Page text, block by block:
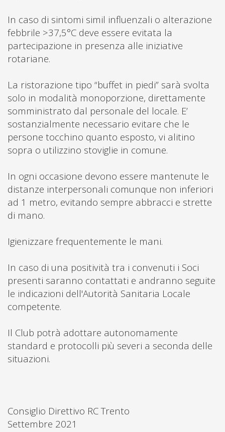
In caso di sintomi simil influenzali o alterazione
febbrile >37,5°C deve essere evitata la
partecipazione in presenza alle iniziative
rotariane.
La ristorazione tipo “buffet in piedi” sarà svolta
solo in modalità monoporzione, direttamente
somministrato dal personale del locale. E’
sostanzialmente necessario evitare che le
persone tocchino quanto esposto, vi alitino
sopra o utilizzino stoviglie in comune.
In ogni occasione devono essere mantenute le
distanze interpersonali comunque non inferiori
ad 1 metro, evitando sempre abbracci e strette
di mano.
Igienizzare frequentemente le mani.
In caso di una positività tra i convenuti i Soci
presenti saranno contattati e andranno seguite
le indicazioni dell'Autorità Sanitaria Locale
competente.
Il Club potrà adottare autonomamente
standard e protocolli più severi a seconda delle
situazioni.
Consiglio Direttivo RC Trento
Settembre 2021